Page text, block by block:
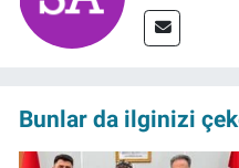
Bunlar da ilginizi